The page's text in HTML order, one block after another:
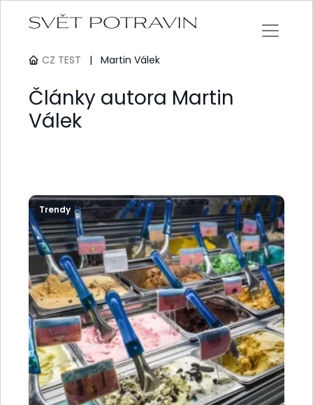
CZ TEST | Martin Válek
Články autora Martin
Válek
Trendy